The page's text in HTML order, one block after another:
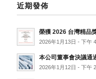
近期發佈
榮獲 2026 台灣精品
2026年1月13日 - 下午
本公司董事會決議通
2026年1月12日 - 下午